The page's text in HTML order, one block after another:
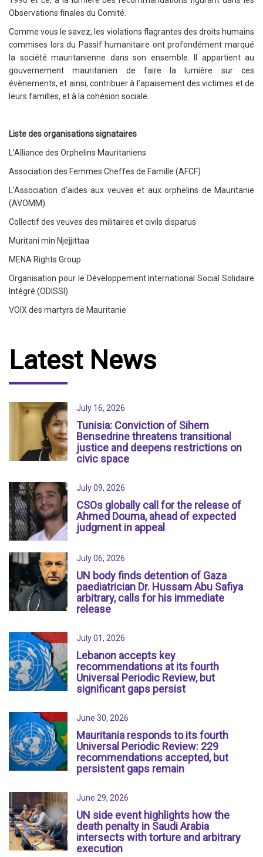
Observations finales du Comité.
Comme vous le savez, les violations flagrantes des droits humains
commises lors du Passif humanitaire ont profondément marqué
la société mauritanienne dans son ensemble. Il appartient au
gouvernement mauritanien de faire la lumière sur ces
évènements, et ainsi, contribuer à l’apaisement des victimes et de
leurs familles, et à la cohésion sociale.
Liste des organisations signataires
L'Alliance des Orphelins Mauritaniens
Association des Femmes Cheffes de Famille (AFCF)
L'Association d'aides aux veuves et aux orphelins de Mauritanie
(AVOMM)
Collectif des veuves des militaires et civils disparus
Muritani min Njejjittaa
MENA Rights Group
Organisation pour le Développement International Social Solidaire
Intégré (ODISSI)
VOIX des martyrs de Mauritanie
Latest News
July 16, 2026
Tunisia: Conviction of Sihem
Bensedrine threatens transitional
justice and deepens restrictions on
civic space
July 09, 2026
CSOs globally call for the release of
Ahmed Douma, ahead of expected
judgment in appeal
July 06, 2026
UN body finds detention of Gaza
paediatrician Dr. Hussam Abu Safiya
arbitrary, calls for his immediate
release
July 01, 2026
Lebanon accepts key
recommendations at its fourth
Universal Periodic Review, but
significant gaps persist
June 30, 2026
Mauritania responds to its fourth
Universal Periodic Review: 229
recommendations accepted, but
persistent gaps remain
June 29, 2026
UN side event highlights how the
death penalty in Saudi Arabia
intersects with torture and arbitrary
execution